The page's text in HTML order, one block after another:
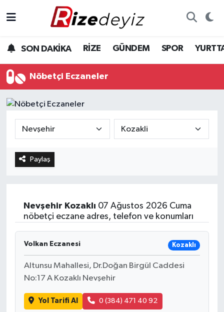
SON DAKİKA RİZE GÜNDEM SPOR
Nöbetçi Eczaneler
Paylaş
Nevşehir Kozaklı 07 Ağustos 2026 Cuma
nöbetçi eczane adres, telefon ve konumları
Volkan Eczanesi Kozaklı
Altunsu Mahallesi, Dr.Doğan Birgül Caddesi
No:17 A Kozaklı Nevşehir
Yol Tarifi Al 0 (384) 471 40 92
Gündem
Yurttan Haberler
Teknoloji
Sağlık
Rize Hava Durumu
Rize Trafik Yoğunluk Haritası
Tüm Manşetler
Son Dakika Haberleri